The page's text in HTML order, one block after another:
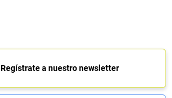
Regístrate a nuestro newsletter